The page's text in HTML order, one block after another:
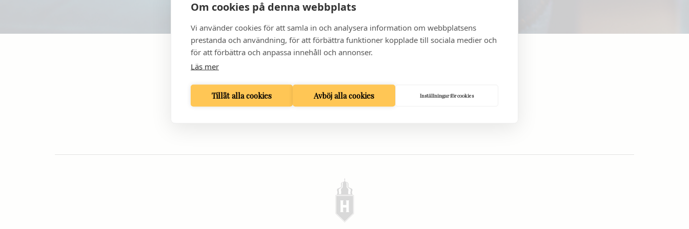
Om cookies på denna webbplats
Vi använder cookies för att samla in och analysera information om webbplatsens
prestanda och användning, för att förbättra funktioner kopplade till sociala medier och
för att förbättra och anpassa innehåll och annonser.
Läs mer
Tillåt alla cookies Avböj alla cookies Inställningar för cookies
HOTELL
MATSAL & BAR